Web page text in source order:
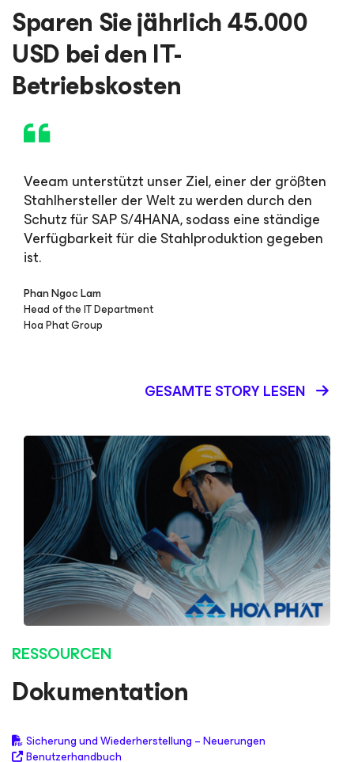
Sparen Sie jährlich 45.000
USD bei den IT-
Betriebskosten
Veeam unterstützt unser Ziel, einer der größten
Stahlhersteller der Welt zu werden durch den
Schutz für SAP S/4HANA, sodass eine ständige
Verfügbarkeit für die Stahlproduktion gegeben
ist.
Phan Ngoc Lam
Head of the IT Department
Hoa Phat Group
GESAMTE STORY LESEN
RESSOURCEN
Dokumentation
Sicherung und Wiederherstellung – Neuerungen
Benutzerhandbuch